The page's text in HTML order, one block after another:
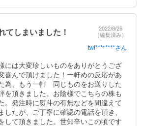
てしまいました！
2022/8/26
（編集済み）
twi********さん
には大変珍しいものをありがとうござ
喜んで頂けました！一軒めの反応があ
為、もう一軒　同じものをお送りした
を頂きました。お陰様でこちらの株も
。発注時に熨斗の有無などを間違えて
したが、ご丁寧に確認の電話を頂き、
して頂きました。世知辛いこの頃です